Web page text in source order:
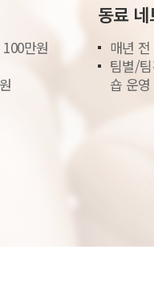
만원
동료
매년
팀별/
숍 운영